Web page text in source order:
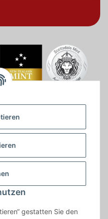
gestatten Sie den
und innerhalb